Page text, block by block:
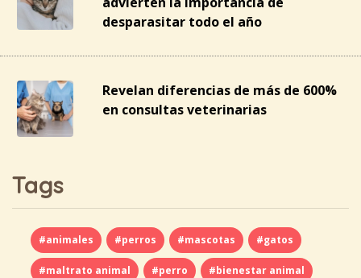
desparasitar todo el año
Revelan diferencias de más de 600%
en consultas veterinarias
Tags
#animales #perros #mascotas #gatos
#maltrato animal #perro #bienestar animal